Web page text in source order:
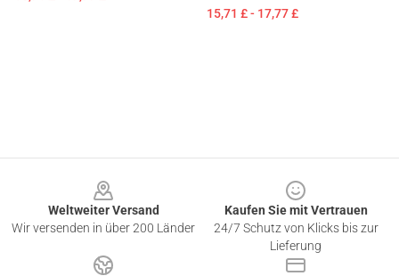
15,71 £ - 17,77 £
Weltweiter Versand
Wir versenden in über 200 Länder
Kaufen Sie mit Vertrauen
24/7 Schutz von Klicks bis zur
Lieferung